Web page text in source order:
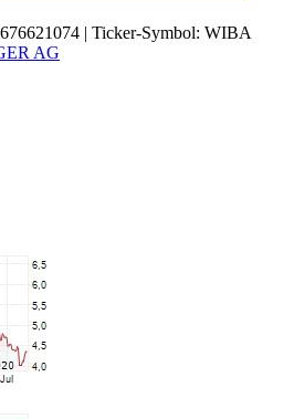
| Ticker-Symbol: WIBA
AG